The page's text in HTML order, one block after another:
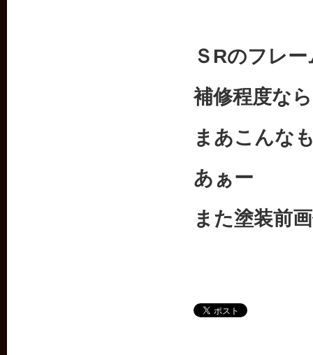
ＳRのフレ
補修程度なら
まあこんな
あぁー
また塗装前